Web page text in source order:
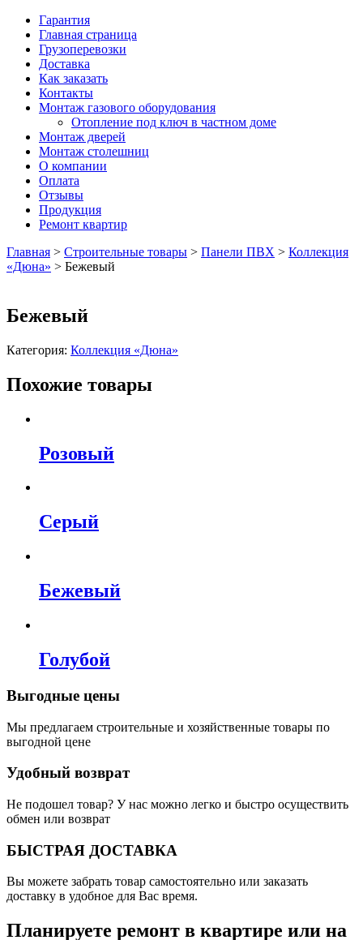
Гарантия
Главная страница
Грузоперевозки
Доставка
Как заказать
Контакты
Монтаж газового оборудования
Отопление под ключ в частном доме
Монтаж дверей
Монтаж столешниц
О компании
Оплата
Отзывы
Продукция
Ремонт квартир
Главная > Строительные товары > Панели ПВХ > Коллекция
«Дюна» > Бежевый
Бежевый
Категория: Коллекция «Дюна»
Похожие товары
Розовый
Серый
Бежевый
Голубой
Выгодные цены
Мы предлагаем строительные и хозяйственные товары по
выгодной цене
Удобный возврат
Не подошел товар? У нас можно легко и быстро осуществить
обмен или возврат
БЫСТРАЯ ДОСТАВКА
Вы можете забрать товар самостоятельно или заказать
доставку в удобное для Вас время.
Планируете ремонт в квартире или на